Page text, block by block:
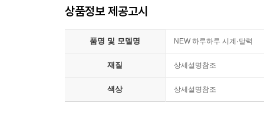
상품정보 제공고시
품명 및 모델명 NEW 하루하루 시계·달력
재질 상세설명참조
색상 상세설명참조